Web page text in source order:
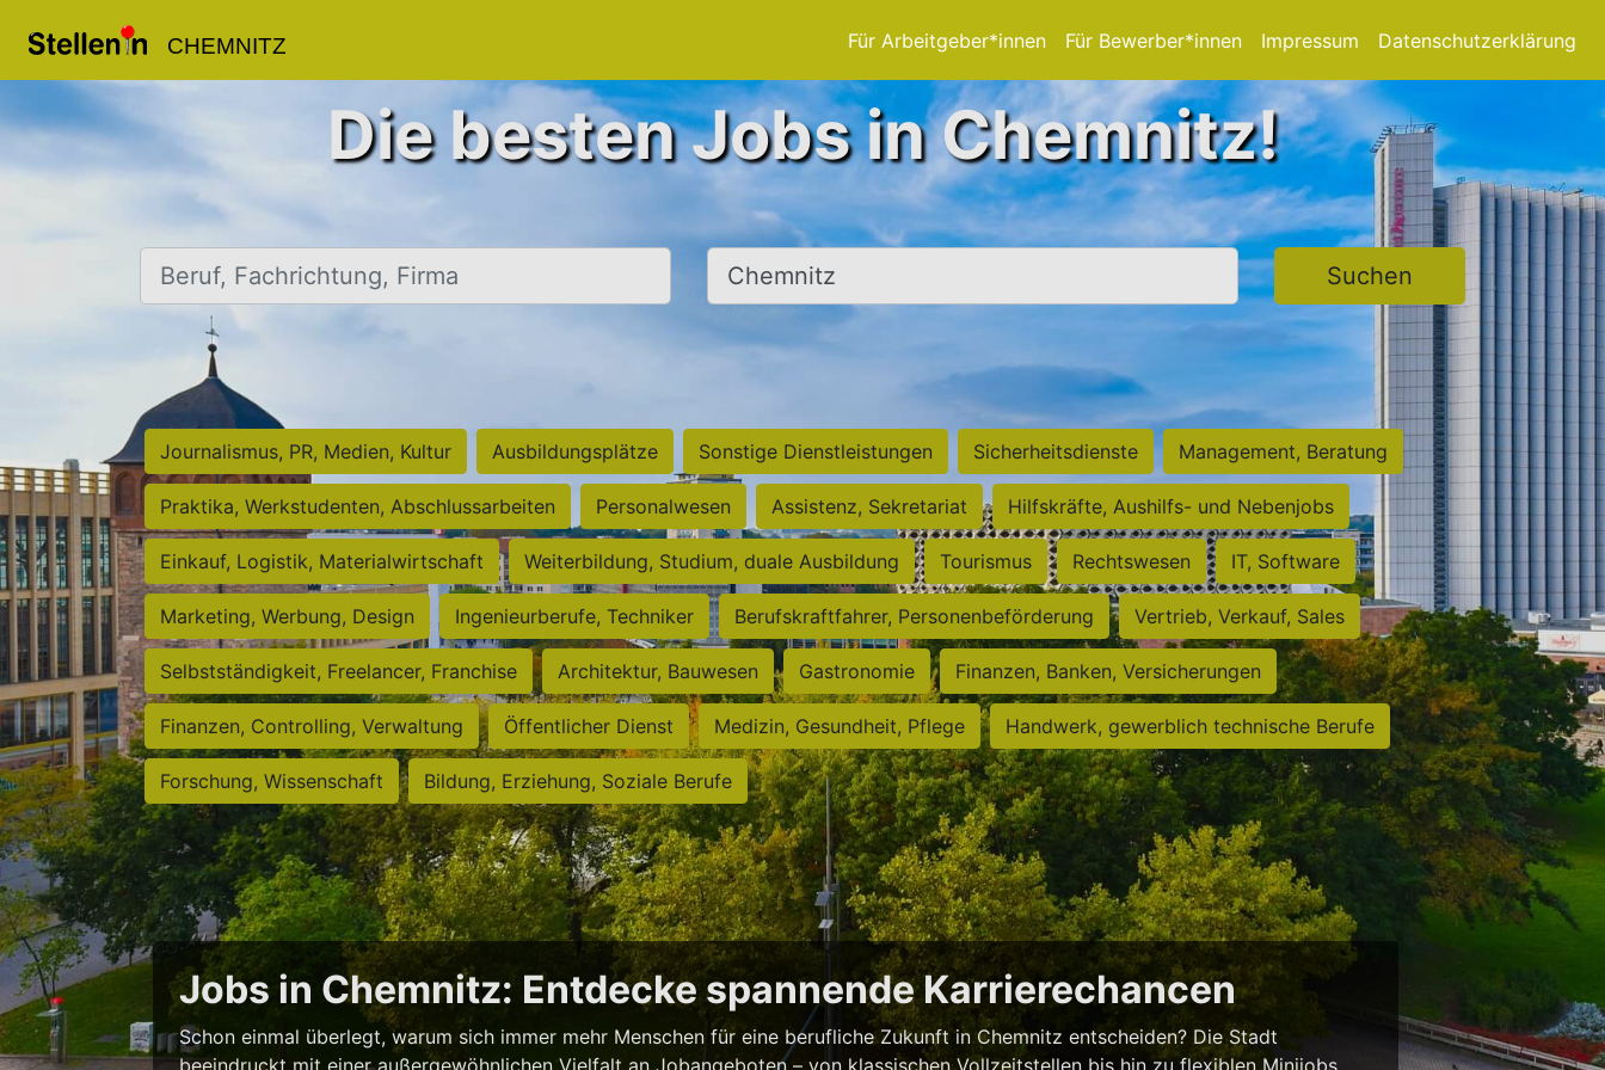
CHEMNITZ Für Arbeitgeber*innen Für Bewerber*innen Impressum Datenschutzerklärung
Die besten Jobs in Chemnitz!
Beruf, Fachrichtung, Firma Ort, Stadt Suchen
Journalismus, PR, Medien, Kultur Ausbildungsplätze Sonstige Dienstleistungen Sicherheitsdienste Management, Beratung
Praktika, Werkstudenten, Abschlussarbeiten Personalwesen Assistenz, Sekretariat Hilfskräfte, Aushilfs- und Nebenjobs
Einkauf, Logistik, Materialwirtschaft Weiterbildung, Studium, duale Ausbildung Tourismus Rechtswesen IT, Software
Marketing, Werbung, Design Ingenieurberufe, Techniker Berufskraftfahrer, Personenbeförderung Vertrieb, Verkauf, Sales
Selbstständigkeit, Freelancer, Franchise Architektur, Bauwesen Gastronomie Finanzen, Banken, Versicherungen
Finanzen, Controlling, Verwaltung Öffentlicher Dienst Medizin, Gesundheit, Pflege Handwerk, gewerblich technische Berufe
Forschung, Wissenschaft Bildung, Erziehung, Soziale Berufe
Jobs in Chemnitz: Entdecke spannende Karrierechancen
Schon einmal überlegt, warum sich immer mehr Menschen für eine berufliche Zukunft in Chemnitz entscheiden? Die Stadt